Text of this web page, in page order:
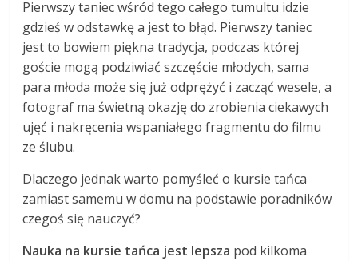
Pierwszy taniec wśród tego całego tumultu idzie
gdzieś w odstawkę a jest to błąd. Pierwszy taniec
jest to bowiem piękna tradycja, podczas której
goście mogą podziwiać szczęście młodych, sama
para młoda może się już odprężyć i zacząć wesele, a
fotograf ma świetną okazję do zrobienia ciekawych
ujęć i nakręcenia wspaniałego fragmentu do filmu
ze ślubu.
Dlaczego jednak warto pomyśleć o kursie tańca
zamiast samemu w domu na podstawie poradników
czegoś się nauczyć?
Nauka na kursie tańca jest lepsza pod kilkoma